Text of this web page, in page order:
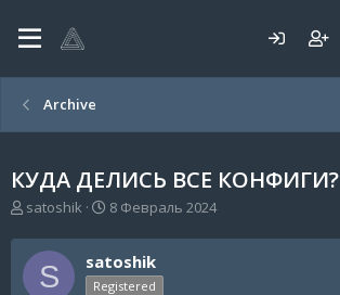
Archive
КУДА ДЕЛИСЬ ВСЕ КОНФИГИ?
А
т
о
р
satoshik
Д
т
а
н
8 Февраль 2024
S satoshik
Registered